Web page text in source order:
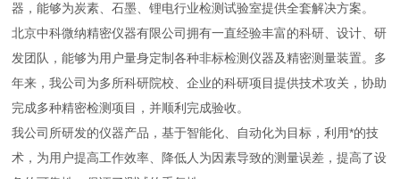
器，能够为炭素、石墨、锂电行业检测试验室提供全套解决方案。
北京中科微纳精密仪器有限公司拥有一直经验丰富的科研、设计、研
发团队，能够为用户量身定制各种非标检测仪器及精密测量装置。多
年来，我公司为多所科研院校、企业的科研项目提供技术攻关，协助
完成多种精密检测项目，并顺利完成验收。
我公司所研发的仪器产品，基于智能化、自动化为目标，利用*的技
术，为用户提高工作效率、降低人为因素导致的测量误差，提高了设